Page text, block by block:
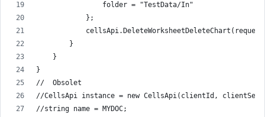
                folder = "TestData/In"
            };
        }
    }
}
//  Obsolet
//CellsApi instance = new CellsApi(clientId,
//string name = MYDOC;